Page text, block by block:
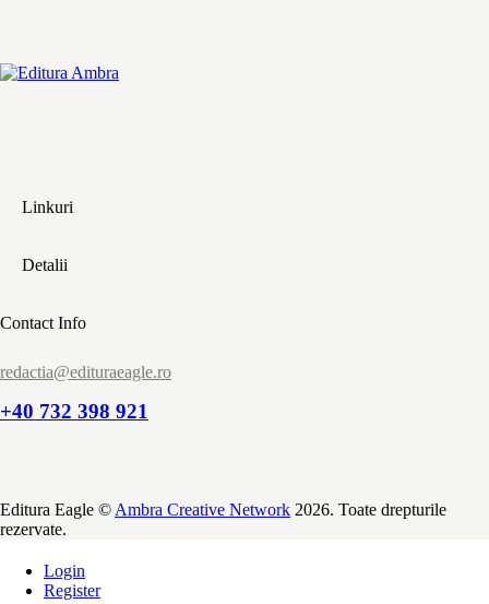
Linkuri
Detalii
Contact Info
redactia@edituraeagle.ro
+40 732 398 921
Editura Eagle © Ambra Creative Network 2026. Toate drepturile
rezervate.
Login
Register